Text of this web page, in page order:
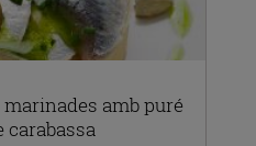
amb puré
carabassa